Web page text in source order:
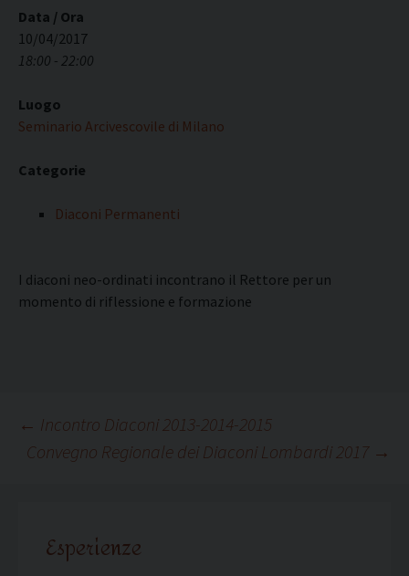
Data / Ora
10/04/2017
18:00 - 22:00
Luogo
Seminario Arcivescovile di Milano
Categorie
Diaconi Permanenti
I diaconi neo-ordinati incontrano il Rettore per un
momento di riflessione e formazione
Navigazione
← Incontro Diaconi 2013-2014-2015
Convegno Regionale dei Diaconi Lombardi 2017 →
Esperienze